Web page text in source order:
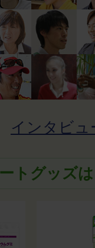
インタビュ
トグッズ